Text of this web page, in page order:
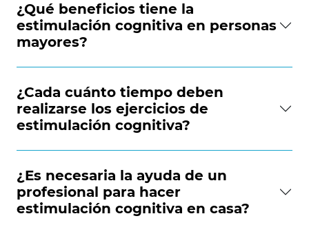
¿Qué beneficios tiene la
estimulación cognitiva en personas
mayores?
¿Cada cuánto tiempo deben
realizarse los ejercicios de
estimulación cognitiva?
¿Es necesaria la ayuda de un
profesional para hacer
estimulación cognitiva en casa?